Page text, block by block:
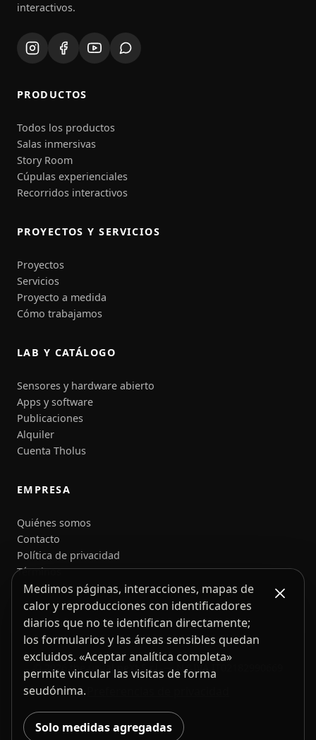
interactivos.
PRODUCTOS
Todos los productos
Salas inmersivas
Story Room
Cúpulas experienciales
Recorridos interactivos
PROYECTOS Y SERVICIOS
Proyectos
Servicios
Proyecto a medida
Cómo trabajamos
LAB Y CATÁLOGO
Sensores y hardware abierto
Apps y software
Publicaciones
Alquiler
Cuenta Tholus
EMPRESA
Quiénes somos
Contacto
Política de privacidad
Términos
© 2026 the usual neXt S.r.l. — N.º IVA IT02182990669
Medimos páginas, interacciones, mapas de
calor y reproducciones con identificadores
diarios que no te identifican directamente;
los formularios y las áreas sensibles quedan
excluidos. «Aceptar analítica completa»
permite vincular las visitas de forma
seudónima.
Solo medidas agregadas